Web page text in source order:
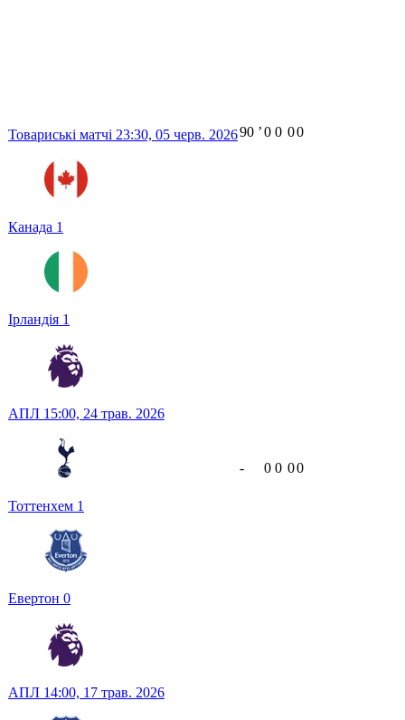
Товариські матчі 23:30, 05 черв. 2026
Канада 1
Ірландія 1
90 ʼ0 0 00
АПЛ 15:00, 24 трав. 2026
Тоттенхем 1
Евертон 0
- 0 0 00
АПЛ 14:00, 17 трав. 2026